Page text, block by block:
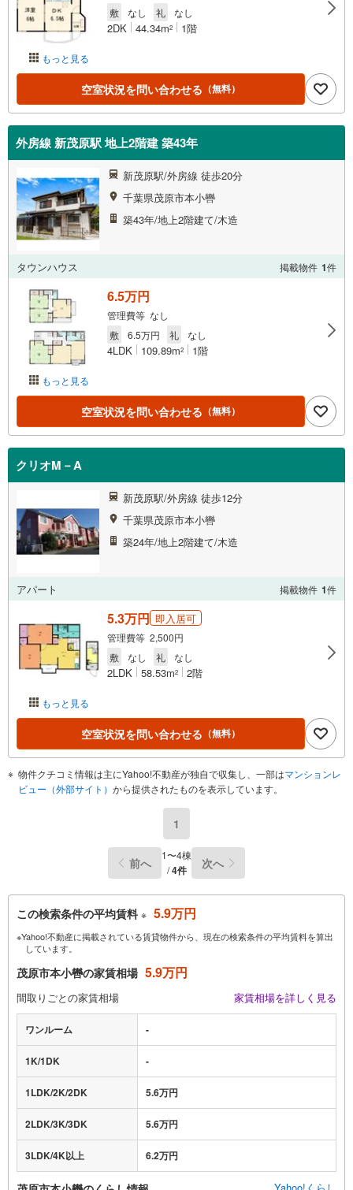
もっと見る
敷
なし 礼 なし
2DK 44.34m2 1階
空室状況を問い合わせる （無料）
外房線 新茂原駅 地上2階建 築43年
新茂原駅/外房線 徒歩20分
千葉県茂原市本小轡
築43年/地上2階建て/木造
タウンハウス 掲載物件 1件
もっと見る
6.5万円
管理費等 なし
敷
6.5万円 礼 なし
4LDK 109.89m2 1階
空室状況を問い合わせる （無料）
クリオM－A
新茂原駅/外房線 徒歩12分
千葉県茂原市本小轡
築24年/地上2階建て/木造
アパート 掲載物件 1件
もっと見る
5.3万円 即入居可
管理費等 2,500円
敷
なし 礼 なし
2LDK 58.53m2 2階
空室状況を問い合わせる （無料）
物件クチコミ情報は主にYahoo!不動産が独自で収集し、一部はマンションレ
ビュー（外部サイト） から提供されたものを表示しています。
1
前へ
1〜4棟
/4件 次へ
この検索条件の平均賃料 ※ 5.9万円
※Yahoo!不動産に掲載されている賃貸物件から、現在の検索条件の平均賃料を算出
しています。
茂原市本小轡の家賃相場 5.9万円
間取りごとの家賃相場 家賃相場を詳しく見る
ワンルーム -
1K/1DK -
1LDK/2K/2DK 5.6万円
2LDK/3K/3DK 5.6万円
3LDK/4K以上 6.2万円